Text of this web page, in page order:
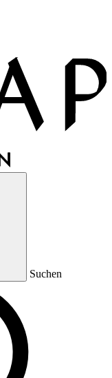
Suchen